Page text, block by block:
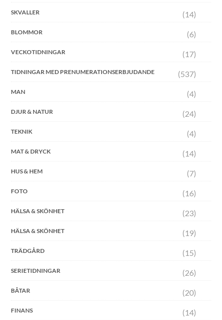
SKVALLER (14)
BLOMMOR (6)
VECKOTIDNINGAR (17)
TIDNINGAR MED PRENUMERATIONSERBJUDANDE (537)
MAN (4)
DJUR & NATUR (24)
TEKNIK (4)
MAT & DRYCK (14)
HUS & HEM (7)
FOTO (16)
HÄLSA & SKÖNHET (23)
HÄLSA & SKÖNHET (19)
TRÄDGÅRD (15)
SERIETIDNINGAR (26)
BÅTAR (20)
FINANS (14)